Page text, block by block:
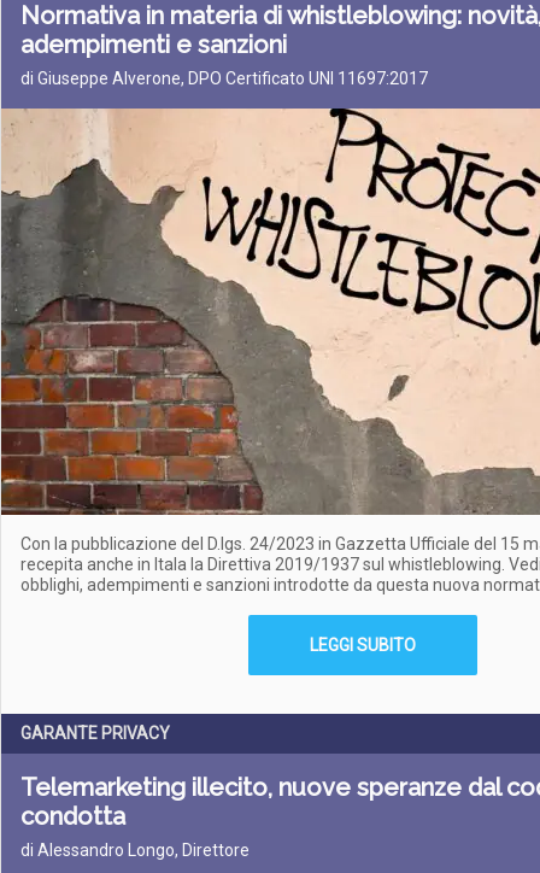
Normativa in materia di whistleblowing:
adempimenti e sanzioni
di Giuseppe Alverone, DPO Certificato UNI 11697:2017
Con la pubblicazione del D.lgs. 24/2023 in Gazzetta Ufficiale del 15
recepita anche in Itala la Direttiva 2019/1937 sul whistleblowing.
obblighi, adempimenti e sanzioni introdotte da questa nuova
LEGGI SUBITO
GARANTE PRIVACY
Telemarketing illecito, nuove speranze dal
condotta
di Alessandro Longo, Direttore